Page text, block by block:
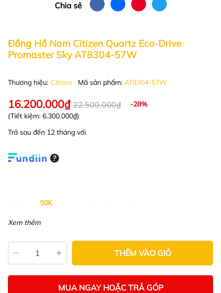
Chia sẻ
Đồng Hồ Nam Citizen Quartz Eco-Drive
Promaster Sky AT8304-57W
Thương hiệu: Citizen Mã sản phẩm: AT8304-57W
16.200.000₫ 22.500.000₫
-28%
(Tiết kiệm: 6.300.000₫)
Trả sau đến 12 tháng với
50K
Xem thêm
THÊM VÀO GIỎ
MUA NGAY HOẶC TRẢ GÓP